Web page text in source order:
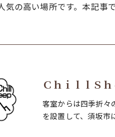
気の高い場所です。本記事
ＣｈｉｌｌＳ
客室からは四季折々
を設置して、須坂市